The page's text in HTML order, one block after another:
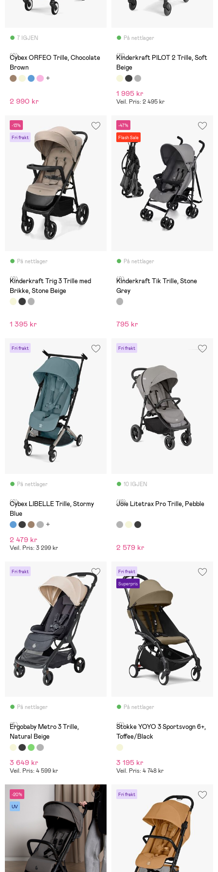
7 IGJEN
(0)
Cybex ORFEO Trille, Chocolate
Brown
2 990 kr
På nettlager
(11)
Kinderkraft PILOT 2 Trille, Soft
Beige
1 995 kr
Veil. Pris: 2 495 kr
-13%
Fri frakt
På nettlager
(0)
Kinderkraft Trig 3 Trille med
Brikke, Stone Beige
1 395 kr
-47%
Flash Sale
På nettlager
(9)
Kinderkraft Tik Trille, Stone
Grey
795 kr
Fri frakt
På nettlager
(0)
Cybex LIBELLE Trille, Stormy
Blue
2 479 kr
Veil. Pris: 3 299 kr
Fri frakt
10 IGJEN
(18)
Joie Litetrax Pro Trille, Pebble
2 579 kr
Fri frakt
På nettlager
(5)
Ergobaby Metro 3 Trille,
Natural Beige
3 649 kr
Veil. Pris: 4 599 kr
Fri frakt
Superpris
På nettlager
(0)
Stokke YOYO 3 Sportsvogn 6+,
Toffee/Black
3 195 kr
Veil. Pris: 4 748 kr
-20%
UV
Fri frakt